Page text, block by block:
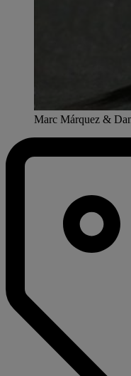
Marc Márquez &